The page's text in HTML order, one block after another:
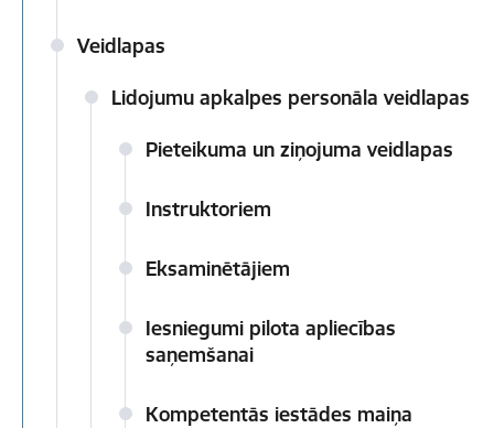
Veidlapas
Lidojumu apkalpes personāla veidlapas
Pieteikuma un ziņojuma veidlapas
Instruktoriem
Eksaminētājiem
Iesniegumi pilota apliecības
saņemšanai
Kompetentās iestādes maiņa